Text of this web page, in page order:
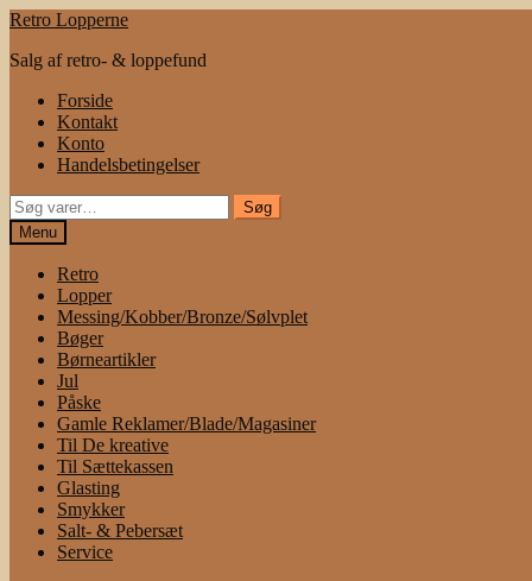
Spring
navigation
Spring
indhold
Retro Lopperne
Salg af retro- & loppefund
Forside
Kontakt
Konto
Handelsbetingelser
Søg
efter:
Søg
Menu
Retro
Lopper
Messing/Kobber/Bronze/Sølvplet
Bøger
Børneartikler
Jul
Påske
Gamle Reklamer/Blade/Magasiner
Til De kreative
Til Sættekassen
Glasting
Smykker
Salt- & Pebersæt
Service